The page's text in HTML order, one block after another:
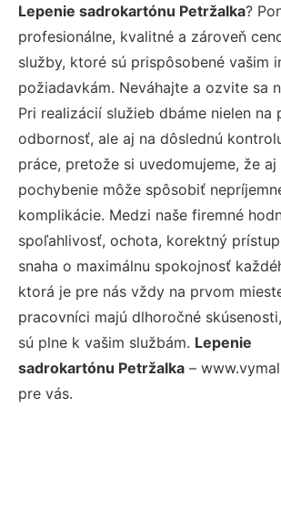
Lepenie sadrokartónu Petržalka?
profesionálne, kvalitné a zároveň
služby, ktoré sú prispôsobené vašim
požiadavkám. Neváhajte a ozvite sa
Pri realizácií služieb dbáme nielen na
odbornosť, ale aj na dôslednú
práce, pretože si uvedomujeme, že aj
pochybenie môže spôsobiť
komplikácie. Medzi naše firemné
spoľahlivosť, ochota, korektný
snaha o maximálnu spokojnosť
ktorá je pre nás vždy na prvom
pracovníci majú dlhoročné
sú plne k vašim službám. Lepenie
sadrokartónu Petržalka –
pre vás.